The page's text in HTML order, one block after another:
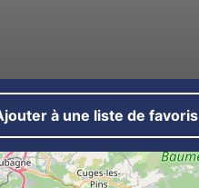
à une liste de favoris